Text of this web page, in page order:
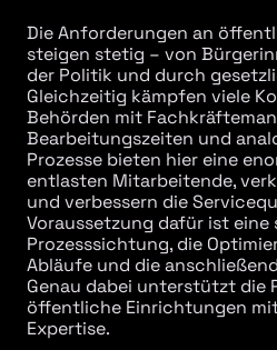
Die Anforderungen an
steigen stetig – von
der Politik und durch
Gleichzeitig kämpfen viele
Behörden mit
Bearbeitungszeiten und
Prozesse bieten hier eine
entlasten Mitarbeitende,
und verbessern die
Voraussetzung dafür ist
Prozesssichtung, die
Abläufe und die
Genau dabei unterstützt die
öffentliche Einrichtungen
Expertise.